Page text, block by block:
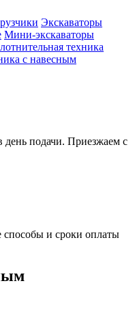
Экскаваторы
Мини-экскаваторы
техника
с навесным
день подачи. Приезжаем с
и сроки оплаты